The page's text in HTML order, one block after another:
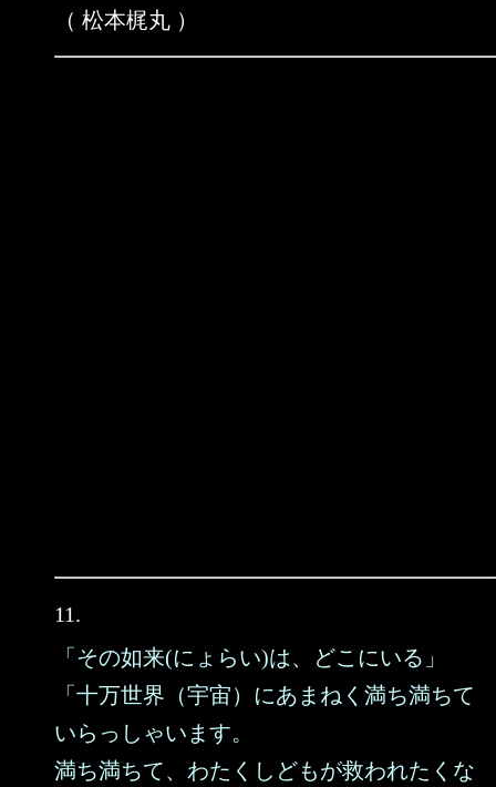
（ 松本梶丸 ）
11.
「その如来(にょらい)は、どこにいる」
「十万世界（宇宙）にあまねく満ち満ちて
いらっしゃいます。
満ち満ちて、わたくしどもが救われたくな